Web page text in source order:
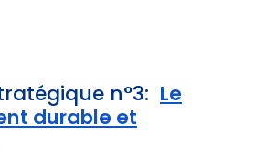
n°3: Le
durable et